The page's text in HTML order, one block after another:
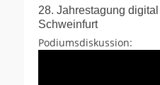
28. Jahrestagung
Schweinfurt
Podiumsdiskussion: